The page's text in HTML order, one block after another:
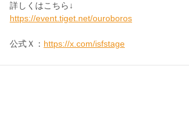
詳しくはこちら↓
https://event.tiget.net/ouroboros
公式Ｘ： https://x.com/isfstage